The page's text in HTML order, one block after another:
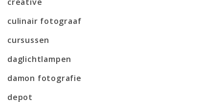
culinair fotograaf
cursussen
daglichtlampen
damon fotografie
depot